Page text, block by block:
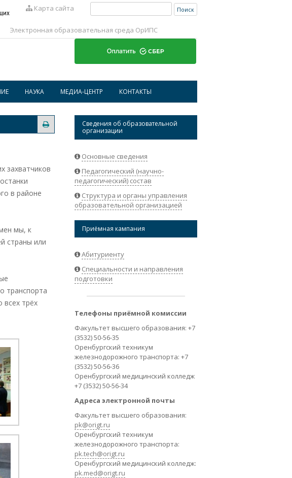
Карта сайта Найти:
Электронная образовательная среда ОрИПС
РАБОТА
БИБЛИОТЕКА
НАУКА МЕДИА-ЦЕНТР
НОВОСТИ
СТУДЕНТАМ
НАУКА
КОНТАКТЫ
захватчиков
в районе
мы, к
страны или
транспорта
всех трёх
Сведения об образовательной
организации
Основные сведения
Педагогический (научно-
педагогический) состав
Структура и органы управления
образовательной организацией
Приёмная кампания
Абитуриенту
Специальности и направления
подготовки
Телефоны приёмной комиссии
Факультет высшего образования: +7
(3532) 50-56-35
Оренбургский техникум
железнодорожного транспорта: +7
(3532) 50-56-36
Оренбургский медицинский колледж
+7 (3532) 50-56-34
Адреса электронной почты
Факультет высшего образования:
pk@origt.ru
Оренбургский техникум
железнодорожного транспорта:
pk.tech@origt.ru
Оренбургский медицинский колледж:
pk.med@origt.ru